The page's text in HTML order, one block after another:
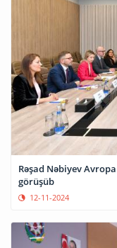
Rəşad Nəbiyev
görüşüb
12-11-2024